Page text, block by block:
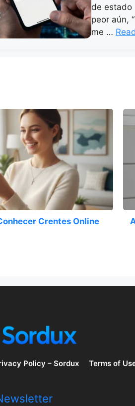
de estado
peor aún,
me …
Crentes Online
Policy – Sordux Terms of